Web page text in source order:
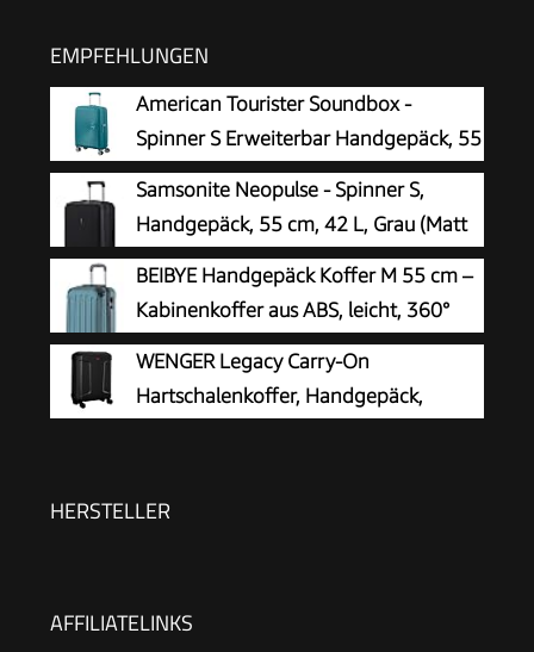
EMPFEHLUNGEN
American Tourister Soundbox -
Spinner S Erweiterbar Handgepäck, 55
cm, 35.5/41 L, Grün (Jade Green)
Samsonite Neopulse - Spinner S,
Handgepäck, 55 cm, 42 L, Grau (Matt
Graphite)
BEIBYE Handgepäck Koffer M 55 cm –
Kabinenkoffer aus ABS, leicht, 360°
Doppelrollen, Reisekoffer für
Kurzreisen, Dunkelgruen
WENGER Legacy Carry-On
Hartschalenkoffer, Handgepäck,
HERSTELLER
AFFILIATELINKS